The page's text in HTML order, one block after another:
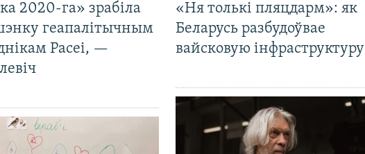
2020-га» зрабіла
геапалітычным
Расеі, —
«Ня толькі пляцдарм»: як
Беларусь разбудоўвае
вайсковую інфраструктуру